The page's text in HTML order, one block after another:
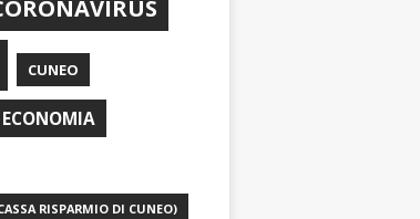
CUNEO
ECONOMIA
RISPARMIO DI CUNEO)